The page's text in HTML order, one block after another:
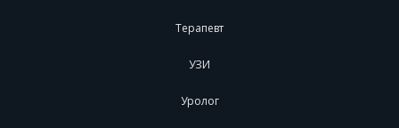
Терапевт
УЗИ
Уролог